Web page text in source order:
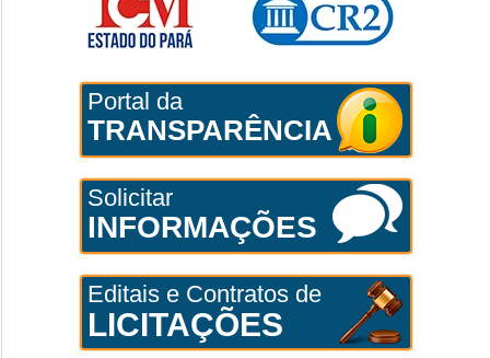
Portal da
TRANSPARÊNCIA
Solicitar
INFORMAÇÕES
Editais e Contratos de
LICITAÇÕES